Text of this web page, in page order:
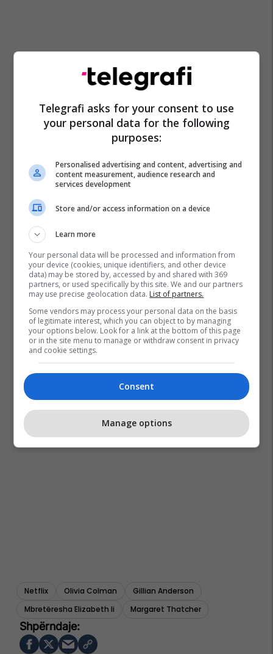
Netflix Olivia Colman
Gillian Anderson
Mbretëresha Elizabeth Ii
Margaret Thatcher
Telegrafi asks for your consent to use
your personal data for the following
purposes:
Personalised advertising and content, advertising and
content measurement, audience research and
services development
Store and/or access information on a device
Learn more
Your personal data will be processed and information from
your device (cookies, unique identifiers, and other device
data) may be stored by, accessed by and shared with 369
partners, or used specifically by this site. We and our partners
may use precise geolocation data. List of partners.
Some vendors may process your personal data on the basis
of legitimate interest, which you can object to by managing
your options below. Look for a link at the bottom of this page
or in the site menu to manage or withdraw consent in privacy
and cookie settings.
Consent
Manage options